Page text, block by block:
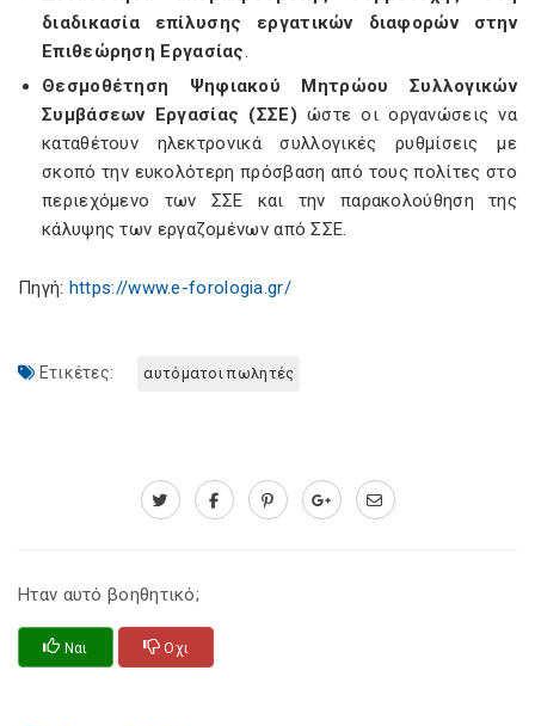
διαδικασία επίλυσης εργατικών διαφορών στην
Επιθεώρηση Εργασίας.
Θεσμοθέτηση Ψηφιακού Μητρώου Συλλογικών
Συμβάσεων Εργασίας (ΣΣΕ) ώστε οι οργανώσεις να
καταθέτουν ηλεκτρονικά συλλογικές ρυθμίσεις με
σκοπό την ευκολότερη πρόσβαση από τους πολίτες στο
περιεχόμενο των ΣΣΕ και την παρακολούθηση της
κάλυψης των εργαζομένων από ΣΣΕ.
Πηγή: https://www.e-forologia.gr/
Ετικέτες: αυτόματοι πωλητές
Ηταν αυτό βοηθητικό;
Ναι Οχι